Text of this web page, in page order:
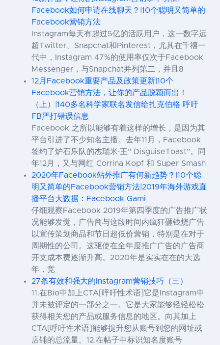
Facebook如何申请在线聊天？|10个聪明又简单的
Facebook营销方法
Instagram每天有超过5亿的活跃用户，这一数字远
超Twitter、Snapchat和Pinterest，尤其在千禧一
代中，Instagram 47%的使用率仅次于Facebook
Messenger，与Snapchat并列第二，并且8
12月Facebook重要产品及政策更新|10个
Facebook营销方法，让你的产品脱颖而出！
（上）|140多名科学家联名发信给扎克伯格 呼吁
FB严打错误信息
Facebook 之所以能够有着这样的增长，是因为其
平台引进了不少知名主播。去年11月，Facebook
签约了炉石乐队的杰瑞米·王“ DisguiseToast”。同
年12月，又与网红 Corrina Kopf 和 Super Smash
2020年Facebook站外推广有何新趋势？|10个聪
明又简单的Facebook营销方法|2019年海外游戏直
播平台大数据：Facebook Gami
仔细观察Facebook 2019年第四季度的广告推广状
况能够发觉，广告商与这段时间内瘋狂砸钱烧广告
以宣传策划商品和节日超低价营销，特别是在对于
周期性的公司。这驱使在全年度推广广告的广告商
开支成本费逐渐升高。2020年是实实在在的大选
年，竞
27条有效和强大的Instagram营销技巧（三）
11.在Bio中加上CTA[呼吁性术语]它是Instagram中
并未被评定的一部分之一。它是大家能够轻轻松松
获得相关您的产品或服务信息的地区。向其加上
CTA[呼吁性术语]能够提升您从账号到您的网址或
店铺的总流量。12.在帖子中标识知名度账号